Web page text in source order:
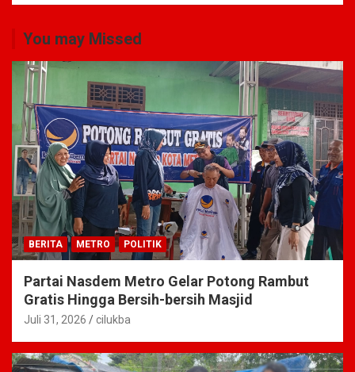
You may Missed
BERITA METRO POLITIK
Partai Nasdem Metro Gelar Potong Rambut
Gratis Hingga Bersih-bersih Masjid
Juli 31, 2026 cilukba